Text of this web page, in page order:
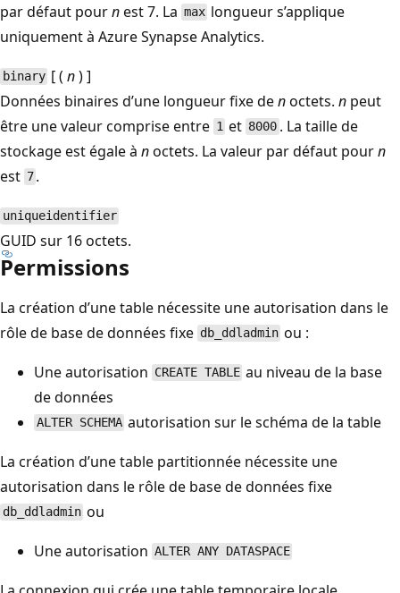
par défaut pournest 7. La max longueur s’applique
uniquement à Azure Synapse Analytics.
binary [ (n) ]
Données binaires d’une longueur fixe denoctets. n peut
être une valeur comprise entre 1 et 8000. La taille de
stockage est égale à noctets. La valeur par défaut pourn
est 7 .
uniqueidentifier
GUID sur 16 octets.
Permissions
La création d’une table nécessite une autorisation dans le
rôle de base de données fixe db_ddladmin ou :
Une autorisation CREATE TABLE au niveau de la base
de données
ALTER SCHEMA autorisation sur le schéma de la table
La création d’une table partitionnée nécessite une
autorisation dans le rôle de base de données fixe
db_ddladmin ou
Une autorisation ALTER ANY DATASPACE